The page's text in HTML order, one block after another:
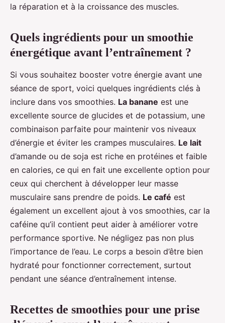
la réparation et à la croissance des muscles.
Quels ingrédients pour un smoothie
énergétique avant l’entraînement ?
Si vous souhaitez booster votre énergie avant une
séance de sport, voici quelques ingrédients clés à
inclure dans vos smoothies. La banane est une
excellente source de glucides et de potassium, une
combinaison parfaite pour maintenir vos niveaux
d’énergie et éviter les crampes musculaires. Le lait
d’amande ou de soja est riche en protéines et faible
en calories, ce qui en fait une excellente option pour
ceux qui cherchent à développer leur masse
musculaire sans prendre de poids. Le café est
également un excellent ajout à vos smoothies, car la
caféine qu’il contient peut aider à améliorer votre
performance sportive. Ne négligez pas non plus
l’importance de l’eau. Le corps a besoin d’être bien
hydraté pour fonctionner correctement, surtout
pendant une séance d’entraînement intense.
Recettes de smoothies pour une prise